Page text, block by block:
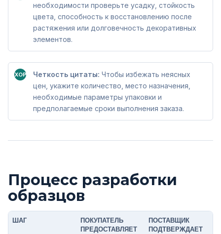
необходимости проверьте усадку, стойкость
цвета, способность к восстановлению после
растяжения или долговечность декоративных
элементов.
ХОРОШОЧеткость цитаты: Чтобы избежать неясных
цен, укажите количество, место назначения,
необходимые параметры упаковки и
предполагаемые сроки выполнения заказа.
Процесс разработки
образцов
ШАГ
ПОКУПАТЕЛЬ
ПРЕДОСТАВЛЯЕТ
ПОСТАВЩИК
ПОДТВЕРЖДАЕТ